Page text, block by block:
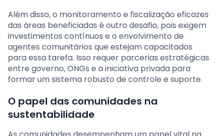
Além disso, o monitoramento e fiscalização eficazes
das áreas beneficiadas é outro desafio, pois exigem
investimentos contínuos e o envolvimento de
agentes comunitários que estejam capacitados
para essa tarefa. Isso requer parcerias estratégicas
entre governo, ONGs e a iniciativa privada para
formar um sistema robusto de controle e suporte.
O papel das comunidades na
sustentabilidade